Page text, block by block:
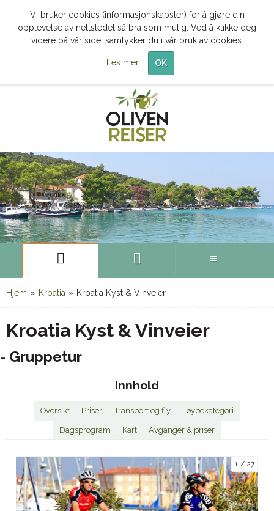
Hjem » Kroatia » Kroatia Kyst & Vinveier
Kroatia Kyst & Vinveier
- Gruppetur
Innhold
Oversikt Priser Transport og fly Løypekategori
Dagsprogram Kart Avganger & priser
1 27
Vi bruker cookies (informasjonskapsler) for å gjøre din
opplevelse av nettstedet så bra som mulig. Ved å klikke deg
videre på vår side, samtykker du i vår bruk av cookies.
Les mer OK